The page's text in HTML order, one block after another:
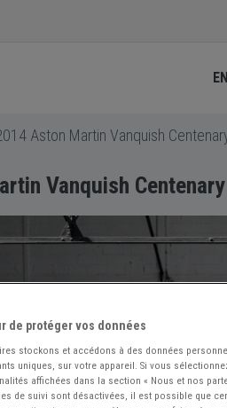
Aston Martin Vanquish
Vanquish Centenary
de protéger vos données
stockons et accédons à des données
uniques, sur votre appareil. Si vous
affichées dans la section « Nous et nos
de suivi sont désactivées, il est possible que